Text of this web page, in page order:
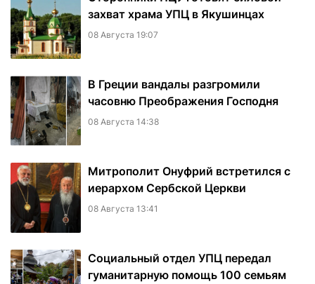
захват храма УПЦ в Якушинцах
08 Августа 19:07
В Греции вандалы разгромили
часовню Преображения Господня
08 Августа 14:38
Митрополит Онуфрий встретился с
иерархом Сербской Церкви
08 Августа 13:41
Социальный отдел УПЦ передал
гуманитарную помощь 100 семьям